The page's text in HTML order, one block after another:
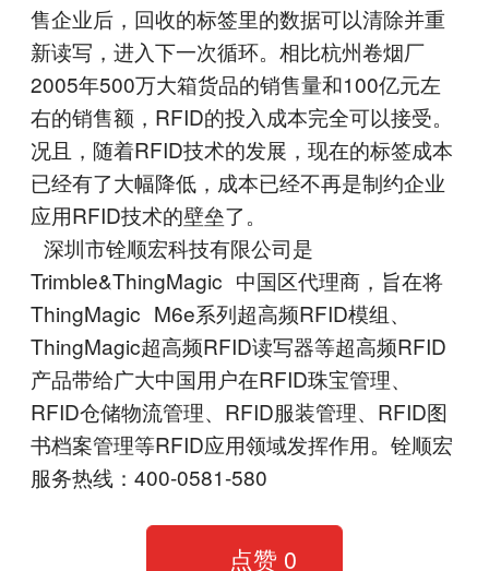
售企业后，回收的标签里的数据可以清除并重
新读写，进入下一次循环。相比杭州卷烟厂
2005年500万大箱货品的销售量和100亿元左
右的销售额，RFID的投入成本完全可以接受。
况且，随着RFID技术的发展，现在的标签成本
已经有了大幅降低，成本已经不再是制约企业
应用RFID技术的壁垒了。
深圳市铨顺宏科技有限公司是
Trimble&ThingMagic 中国区代理商，旨在将
ThingMagic M6e系列超高频RFID模组、
ThingMagic超高频RFID读写器等超高频RFID
产品带给广大中国用户在RFID珠宝管理、
RFID仓储物流管理、RFID服装管理、RFID图
书档案管理等RFID应用领域发挥作用。铨顺宏
服务热线：400-0581-580
点赞 0